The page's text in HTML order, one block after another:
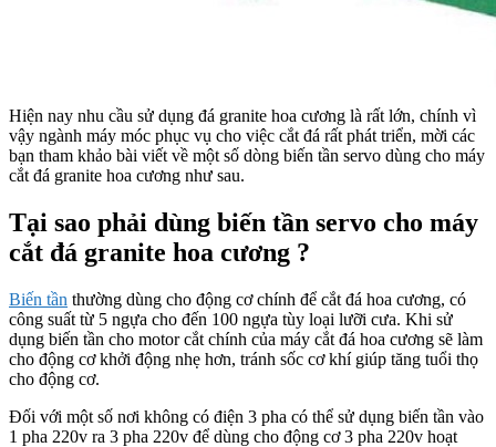
Hiện nay nhu cầu sử dụng đá granite hoa cương là rất lớn, chính vì
vậy ngành máy móc phục vụ cho việc cắt đá rất phát triển, mời các
bạn tham khảo bài viết về một số dòng biến tần servo dùng cho máy
cắt đá granite hoa cương như sau.
Tại sao phải dùng biến tần servo cho máy
cắt đá granite hoa cương ?
Biến tần thường dùng cho động cơ chính để cắt đá hoa cương, có
công suất từ 5 ngựa cho đến 100 ngựa tùy loại lưỡi cưa. Khi sử
dụng biến tần cho motor cắt chính của máy cắt đá hoa cương sẽ làm
cho động cơ khởi động nhẹ hơn, tránh sốc cơ khí giúp tăng tuổi thọ
cho động cơ.
Đối với một số nơi không có điện 3 pha có thể sử dụng biến tần vào
1 pha 220v ra 3 pha 220v để dùng cho động cơ 3 pha 220v hoạt